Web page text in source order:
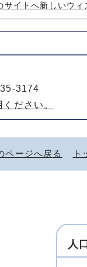
サイトへ新しいウィ
3174
ださい。
ページへ戻る ト
人